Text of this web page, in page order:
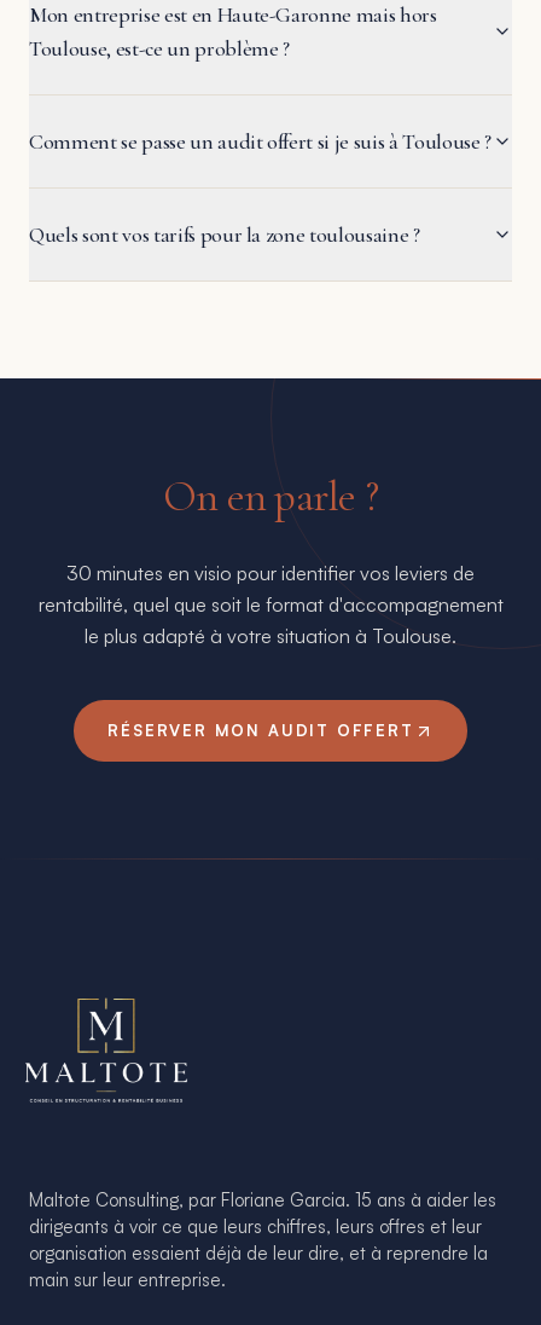
Mon entreprise est en Haute-Garonne mais hors
Toulouse, est-ce un problème ?
Comment se passe un audit offert si je suis à Toulouse ?
Quels sont vos tarifs pour la zone toulousaine ?
On en parle ?
30 minutes en visio pour identifier vos leviers de
rentabilité, quel que soit le format d'accompagnement
le plus adapté à votre situation à Toulouse.
RÉSERVER MON AUDIT OFFERT
Maltote Consulting, par Floriane Garcia. 15 ans à aider les
dirigeants à voir ce que leurs chiffres, leurs offres et leur
organisation essaient déjà de leur dire, et à reprendre la
main sur leur entreprise.